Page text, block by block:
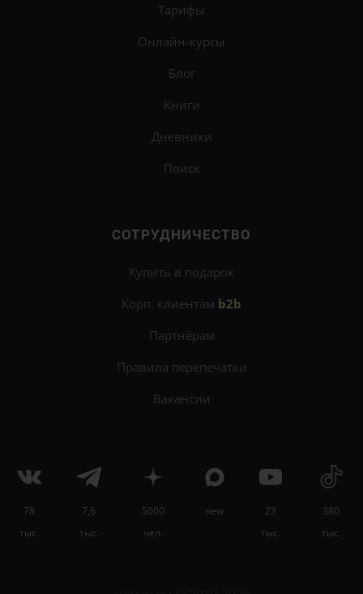
Тарифы
Онлайн-курсы
Блог
Книги
Дневники
Поиск
СОТРУДНИЧЕСТВО
Купить в подарок
Корп. клиентам b2b
Партнёрам
Правила перепечатки
Вакансии
78
тыс.
7,6
тыс.
5000
чел.
new
23
тыс.
380
тыс.